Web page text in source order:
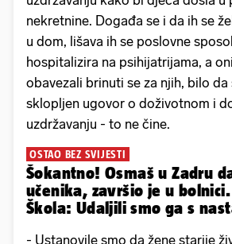
nekretnine. Događa se i da ih se
u dom, lišava ih se poslovne
hospitalizira na psihijatrijama, a
obavezali brinuti se za njih, bilo
sklopljen ugovor o doživotnom i
uzdržavanju - to ne čine.
OSTAO BEZ SVIJESTI
Šokantno! Osmaš u Zadru
učenika, završio je u bolnici.
Škola: Udaljili smo ga s
- Ustanovile smo da žene starije